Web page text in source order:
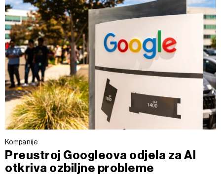
Kompanije
Preustroj Googleova odjela za AI
otkriva ozbiljne probleme